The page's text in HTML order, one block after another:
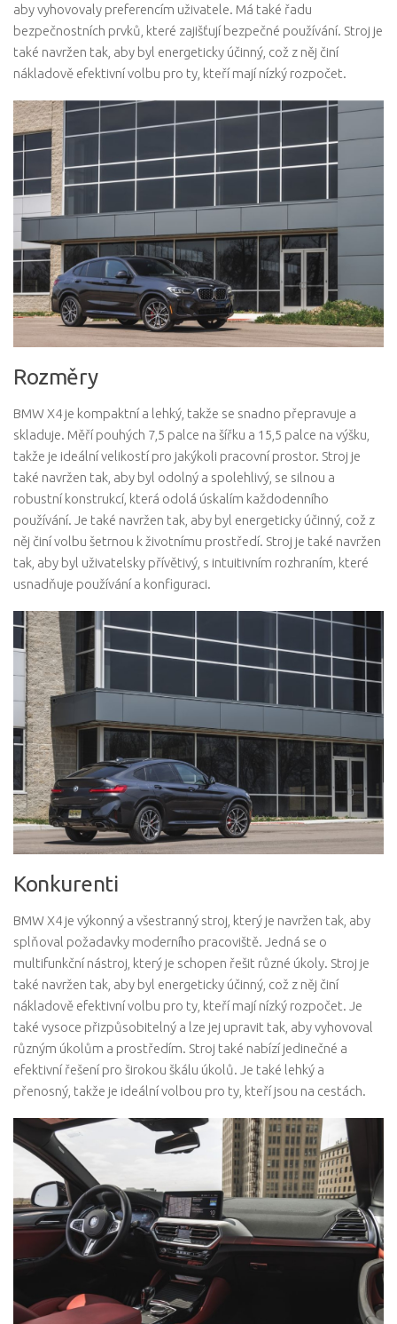
aby vyhovovaly preferencím uživatele. Má také řadu
bezpečnostních prvků, které zajišťují bezpečné používání. Stroj je
také navržen tak, aby byl energeticky účinný, což z něj činí
nákladově efektivní volbu pro ty, kteří mají nízký rozpočet.
Rozměry
BMW X4 je kompaktní a lehký, takže se snadno přepravuje a
skladuje. Měří pouhých 7,5 palce na šířku a 15,5 palce na výšku,
takže je ideální velikostí pro jakýkoli pracovní prostor. Stroj je
také navržen tak, aby byl odolný a spolehlivý, se silnou a
robustní konstrukcí, která odolá úskalím každodenního
používání. Je také navržen tak, aby byl energeticky účinný, což z
něj činí volbu šetrnou k životnímu prostředí. Stroj je také navržen
tak, aby byl uživatelsky přívětivý, s intuitivním rozhraním, které
usnadňuje používání a konfiguraci.
Konkurenti
BMW X4 je výkonný a všestranný stroj, který je navržen tak, aby
splňoval požadavky moderního pracoviště. Jedná se o
multifunkční nástroj, který je schopen řešit různé úkoly. Stroj je
také navržen tak, aby byl energeticky účinný, což z něj činí
nákladově efektivní volbu pro ty, kteří mají nízký rozpočet. Je
také vysoce přizpůsobitelný a lze jej upravit tak, aby vyhovoval
různým úkolům a prostředím. Stroj také nabízí jedinečné a
efektivní řešení pro širokou škálu úkolů. Je také lehký a
přenosný, takže je ideální volbou pro ty, kteří jsou na cestách.